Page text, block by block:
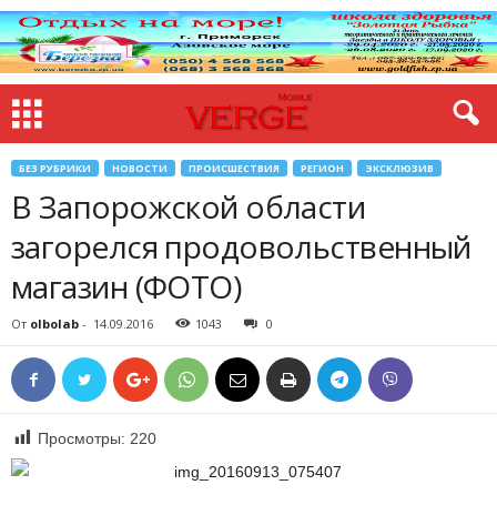
БЕЗ РУБРИКИ НОВОСТИ ПРОИСШЕСТВИЯ РЕГИОН ЭКСКЛЮЗИВ
В Запорожской области
загорелся продовольственный
магазин (ФОТО)
От olbolab - 14.09.2016 1043 0
Просмотры: 220